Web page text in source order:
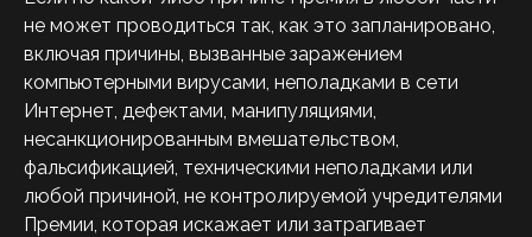
не может проводиться так, как это запланировано,
включая причины, вызванные заражением
компьютерными вирусами, неполадками в сети
Интернет, дефектами, манипуляциями,
несанкционированным вмешательством,
фальсификацией, техническими неполадками или
любой причиной, не контролируемой учредителями
Премии, которая искажает или затрагивает